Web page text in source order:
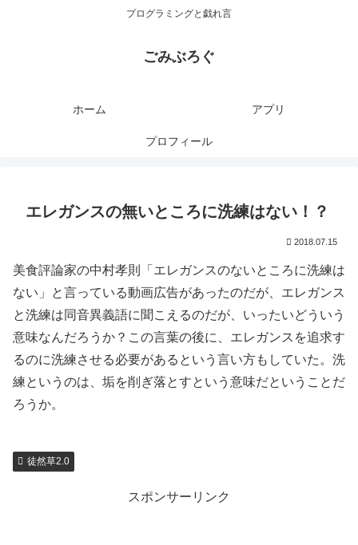
プログラミングと戯れ言
ごみぶろぐ
ホーム アプリ
プロフィール
エレガンスの無いところに洗練はない！？
2018.07.15
美食評論家の中村孝則「エレガンスのないところに洗練は
ない」と言っている動画広告があったのだが、エレガンス
と洗練は同音異義語に聞こえるのだが、いったいどういう
意味なんだろうか？この言葉の後に、エレガンスを追求す
るのに洗練させる必要があるという言い方もしていた。洗
練というのは、垢を削ぎ落とすという意味だということだ
ろうか。
徒然草2.0
スポンサーリンク